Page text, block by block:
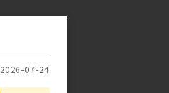
2026-07-24